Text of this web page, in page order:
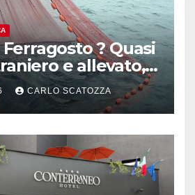
? Quasi
e allevato,
CARLO SCATOZZA